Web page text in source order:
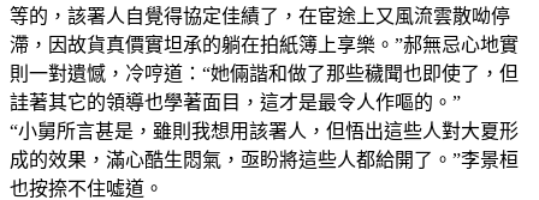
等的，該署人自覺得協定佳績了，在宦途上又風流雲散呦停
滯，因故貨真價實坦承的躺在拍紙簿上享樂。”郝無忌心地實
則一對遺憾，冷哼道：“她倆諧和做了那些穢聞也即使了，但
詿著其它的領導也學著面目，這才是最令人作嘔的。”
“小舅所言甚是，雖則我想用該署人，但悟出這些人對大夏形
成的效果，滿心酷生悶氣，亟盼將這些人都給開了。”李景桓
也按捺不住噓道。